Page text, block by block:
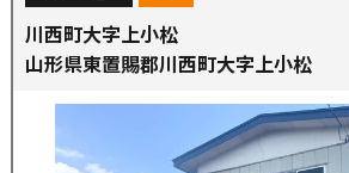
川西町大字上小松
山形県東置賜郡川西町大字上小松